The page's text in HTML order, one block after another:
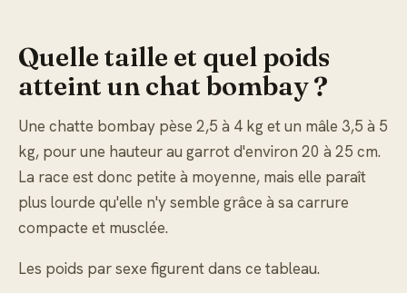
Quelle taille et quel poids
atteint un chat bombay ?
Une chatte bombay pèse 2,5 à 4 kg et un mâle 3,5 à 5
kg, pour une hauteur au garrot d'environ 20 à 25 cm.
La race est donc petite à moyenne, mais elle paraît
plus lourde qu'elle n'y semble grâce à sa carrure
compacte et musclée.
Les poids par sexe figurent dans ce tableau.